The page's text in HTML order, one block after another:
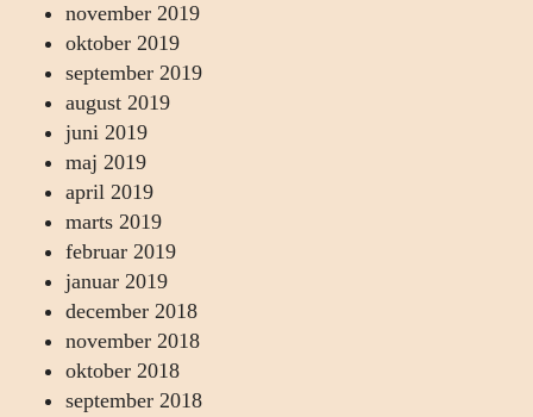
november 2019
oktober 2019
september 2019
august 2019
juni 2019
maj 2019
april 2019
marts 2019
februar 2019
januar 2019
december 2018
november 2018
oktober 2018
september 2018